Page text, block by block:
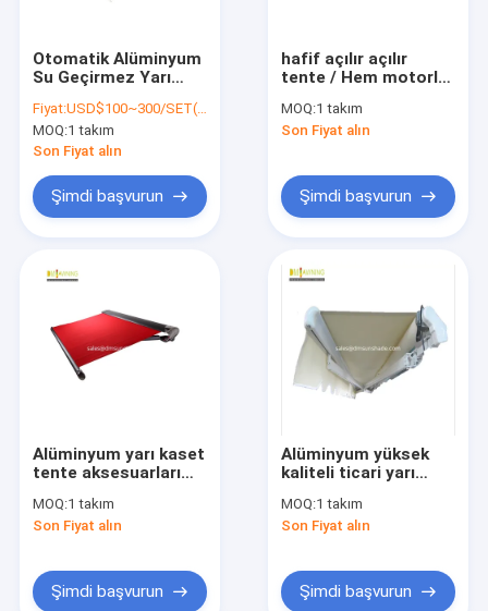
Otomatik Alüminyum
Su Geçirmez Yarı
Çekilebilir Açık Tente
Fiyat:USD$100~300/SET(BASED ON SIZES)
MOQ:1 takım
Son Fiyat alın
Şimdi başvurun
hafif açılır açılır
tente / Hem motorlu
kumandalı tente
MOQ:1 takım
Son Fiyat alın
Şimdi başvurun
Alüminyum yarı kaset
tente aksesuarları
geri çekilebilir tente
bileşenleri
MOQ:1 takım
Son Fiyat alın
Şimdi başvurun
Alüminyum yüksek
kaliteli ticari yarı
MOQ:1 takım
Son Fiyat alın
Şimdi başvurun